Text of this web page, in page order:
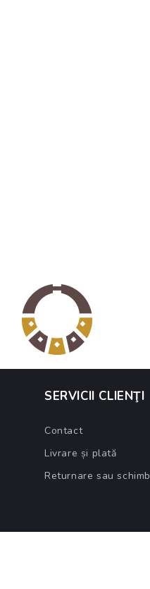
SERVICII CLIENŢI
Contact
Livrare și plată
Returnare sau schimb